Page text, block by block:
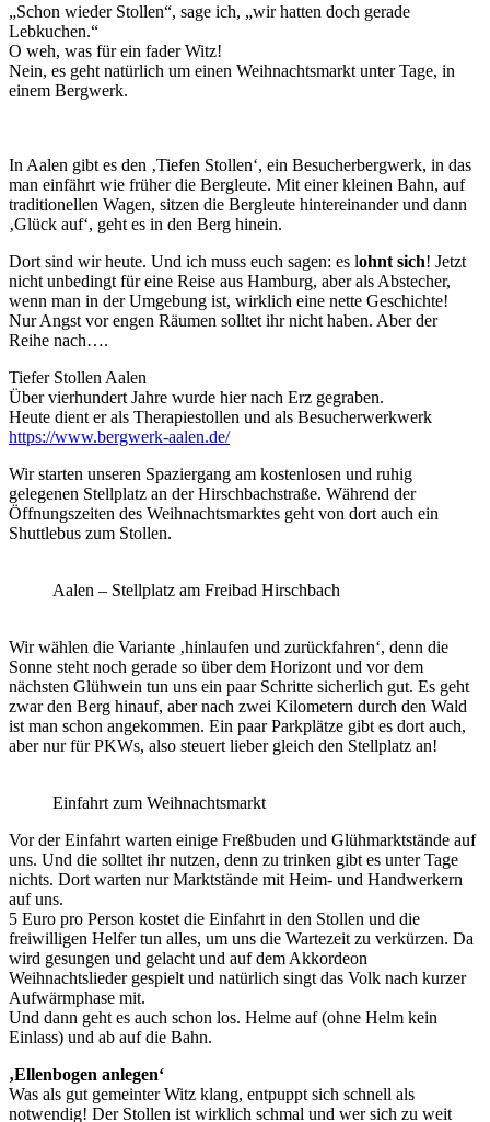
„Schon wieder Stollen“, sage ich, „wir hatten doch gerade
Lebkuchen.“
O weh, was für ein fader Witz!
Nein, es geht natürlich um einen Weihnachtsmarkt unter Tage, in
einem Bergwerk.
In Aalen gibt es den ‚Tiefen Stollen‘, ein Besucherbergwerk, in das
man einfährt wie früher die Bergleute. Mit einer kleinen Bahn, auf
traditionellen Wagen, sitzen die Bergleute hintereinander und dann
‚Glück auf‘, geht es in den Berg hinein.
Dort sind wir heute. Und ich muss euch sagen: es lohnt sich! Jetzt
nicht unbedingt für eine Reise aus Hamburg, aber als Abstecher,
wenn man in der Umgebung ist, wirklich eine nette Geschichte!
Nur Angst vor engen Räumen solltet ihr nicht haben. Aber der
Reihe nach….
Tiefer Stollen Aalen
Über vierhundert Jahre wurde hier nach Erz gegraben.
Heute dient er als Therapiestollen und als Besucherwerkwerk
https://www.bergwerk-aalen.de/
Wir starten unseren Spaziergang am kostenlosen und ruhig
gelegenen Stellplatz an der Hirschbachstraße. Während der
Öffnungszeiten des Weihnachtsmarktes geht von dort auch ein
Shuttlebus zum Stollen.
Aalen – Stellplatz am Freibad Hirschbach
Wir wählen die Variante ‚hinlaufen und zurückfahren‘, denn die
Sonne steht noch gerade so über dem Horizont und vor dem
nächsten Glühwein tun uns ein paar Schritte sicherlich gut. Es geht
zwar den Berg hinauf, aber nach zwei Kilometern durch den Wald
ist man schon angekommen. Ein paar Parkplätze gibt es dort auch,
aber nur für PKWs, also steuert lieber gleich den Stellplatz an!
Einfahrt zum Weihnachtsmarkt
Vor der Einfahrt warten einige Freßbuden und Glühmarktstände auf
uns. Und die solltet ihr nutzen, denn zu trinken gibt es unter Tage
nichts. Dort warten nur Marktstände mit Heim- und Handwerkern
auf uns.
5 Euro pro Person kostet die Einfahrt in den Stollen und die
freiwilligen Helfer tun alles, um uns die Wartezeit zu verkürzen. Da
wird gesungen und gelacht und auf dem Akkordeon
Weihnachtslieder gespielt und natürlich singt das Volk nach kurzer
Aufwärmphase mit.
Und dann geht es auch schon los. Helme auf (ohne Helm kein
Einlass) und ab auf die Bahn.
‚Ellenbogen anlegen‘
Was als gut gemeinter Witz klang, entpuppt sich schnell als
notwendig! Der Stollen ist wirklich schmal und wer sich zu weit